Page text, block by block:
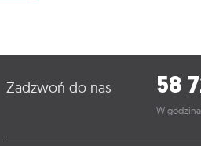
Zadzwoń do nas 58
W